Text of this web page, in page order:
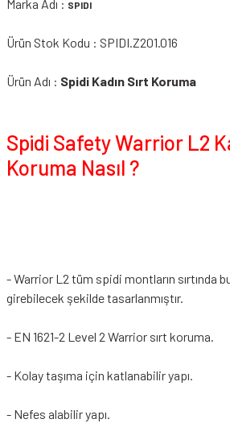
Marka Adı : SPIDI
Ürün Stok Kodu : SPIDI.Z201.016
Ürün Adı : Spidi Kadın Sırt Koruma
Spidi Safety Warrior L2
Koruma Nasıl ?
- Warrior L2 tüm spidi montların sırtında
girebilecek şekilde tasarlanmıştır.
- EN 1621-2 Level 2 Warrior sırt koruma.
- Kolay taşıma için katlanabilir yapı.
- Nefes alabilir yapı.